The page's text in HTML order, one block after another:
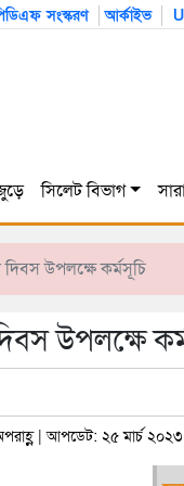
সংস্করণ আর্কাইভ
সিলেট বিভাগ
উপলক্ষে কর্মসূচি
উপলক্ষে
| আপডেট: ২৫ মার্চ